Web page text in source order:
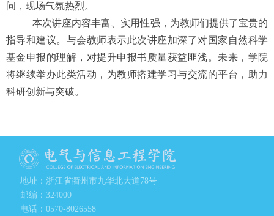
问，现场气氛热烈。
本次讲座内容丰富、实用性强，为教师们提供了宝贵的
指导和建议。与会教师表示此次讲座加深了对国家自然科学
基金申报的理解，对提升申报书质量获益匪浅。未来，学院
将继续举办此类活动，为教师搭建学习与交流的平台，助力
科研创新与突破。
地址：浙江省衢州市九华北大道78号
邮编：324000
电话：0570-8026558